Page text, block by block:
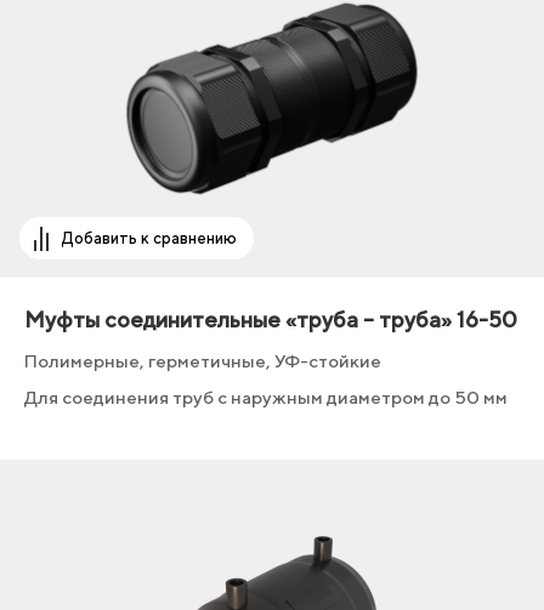
Добавить к сравнению
Муфты соединительные «труба – труба» 16-50
Полимерные, герметичные, УФ-стойкие
Для соединения труб с наружным диаметром до 50 мм